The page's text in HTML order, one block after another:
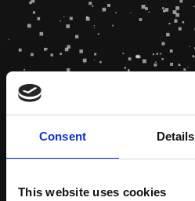
Consent Details
This website uses cookies